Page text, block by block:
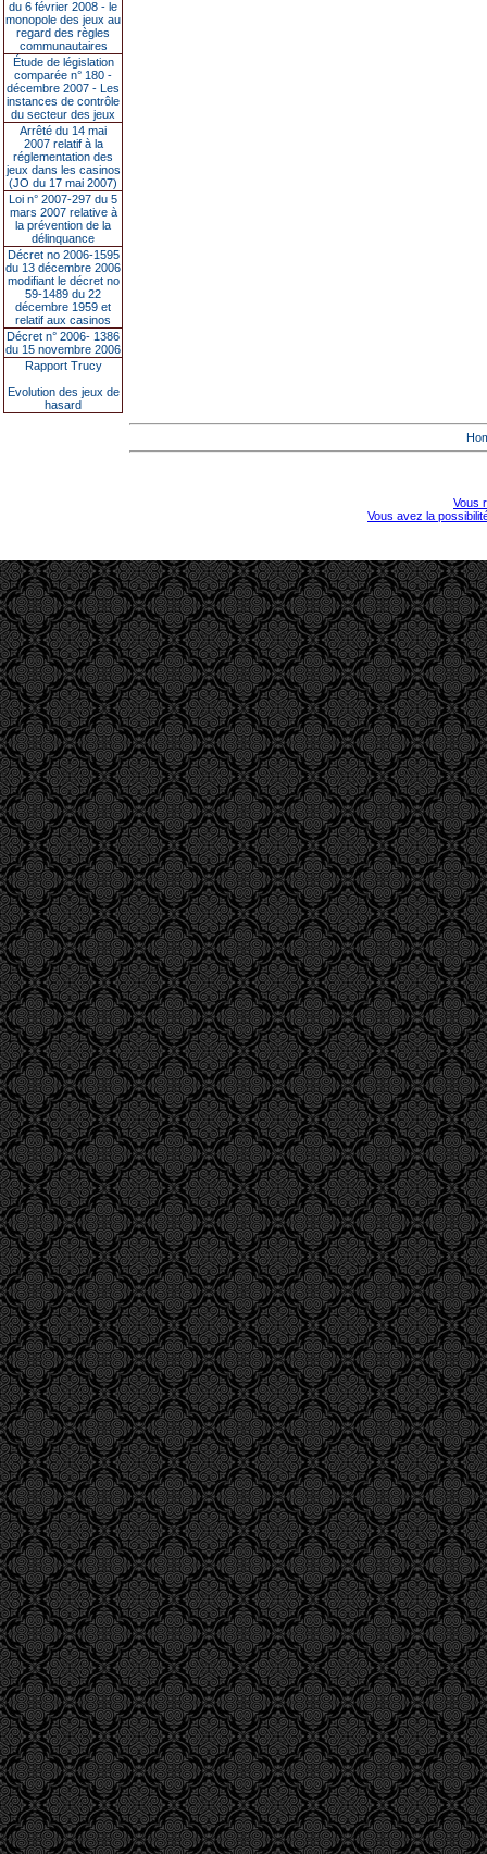
du 6 février 2008 - le
monopole des jeux au
regard des règles
communautaires
Étude de législation
comparée n° 180 -
décembre 2007 - Les
instances de contrôle
du secteur des jeux
Arrêté du 14 mai
2007 relatif à la
réglementation des
jeux dans les casinos
(JO du 17 mai 2007)
Loi n° 2007-297 du 5
mars 2007 relative à
la prévention de la
délinquance
Décret no 2006-1595
du 13 décembre 2006
modifiant le décret no
59-1489 du 22
décembre 1959 et
relatif aux casinos
Décret n° 2006- 1386
du 15 novembre 2006
Rapport Trucy
Evolution des jeux de
hasard
Vous
Vous avez la